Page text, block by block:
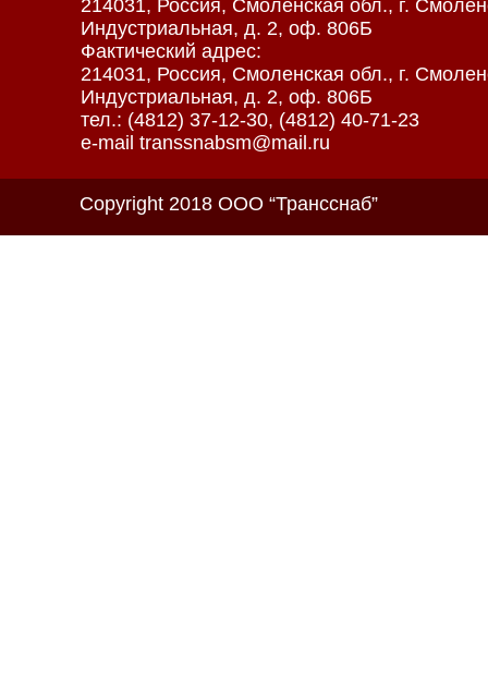
214031, Россия, Смоленская обл., г.
Индустриальная, д. 2, оф. 806Б
Фактический адрес:
214031, Россия, Смоленская обл., г.
Индустриальная, д. 2, оф. 806Б
тел.: (4812) 37-12-30, (4812) 40-71-23
e-mail transsnabsm@mail.ru
Copyright 2018 ООО “Трансснаб”